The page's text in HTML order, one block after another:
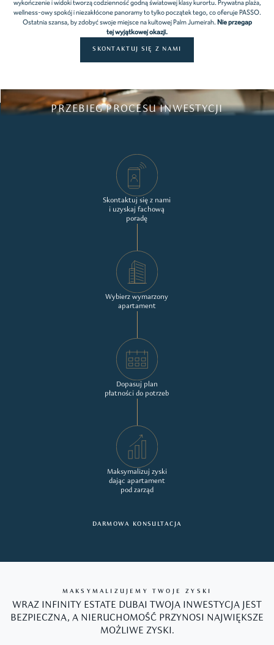
wykończenie i widoki tworzą codzienność godną światowej klasy kurortu. Prywatna plaża,
wellness-owy spokój i niezakłócone panoramy to tylko początek tego, co oferuje PASSO.
Ostatnia szansa, by zdobyć swoje miejsce na kultowej Palm Jumeirah.Nie przegap
tej wyjątkowej okazji.
SKONTAKTUJ SIĘ Z NAMI
PRZEBIEG PROCESU INWESTYCJI
Skontaktuj się z nami
i uzyskaj fachową
poradę
Wybierz wymarzony
apartament
Dopasuj plan
płatności do potrzeb
Maksymalizuj zyski
dając apartament
pod zarząd
DARMOWA KONSULTACJA
MAKSYMALIZUJEMY TWOJE ZYSKI
WRAZ INFINITY ESTATE DUBAI TWOJA INWESTYCJA JEST
BEZPIECZNA, A NIERUCHOMOŚĆ PRZYNOSI NAJWIĘKSZE
MOŻLIWE ZYSKI.